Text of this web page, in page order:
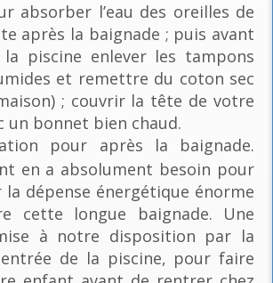
absorber l’eau des oreilles de
après la baignade ; puis avant
piscine enlever les tampons
et remettre du coton sec
; couvrir la tête de votre
un bonnet bien chaud.
pour après la baignade.
en a absolument besoin pour
la dépense énergétique énorme
cette longue baignade. Une
à notre disposition par la
de la piscine, pour faire